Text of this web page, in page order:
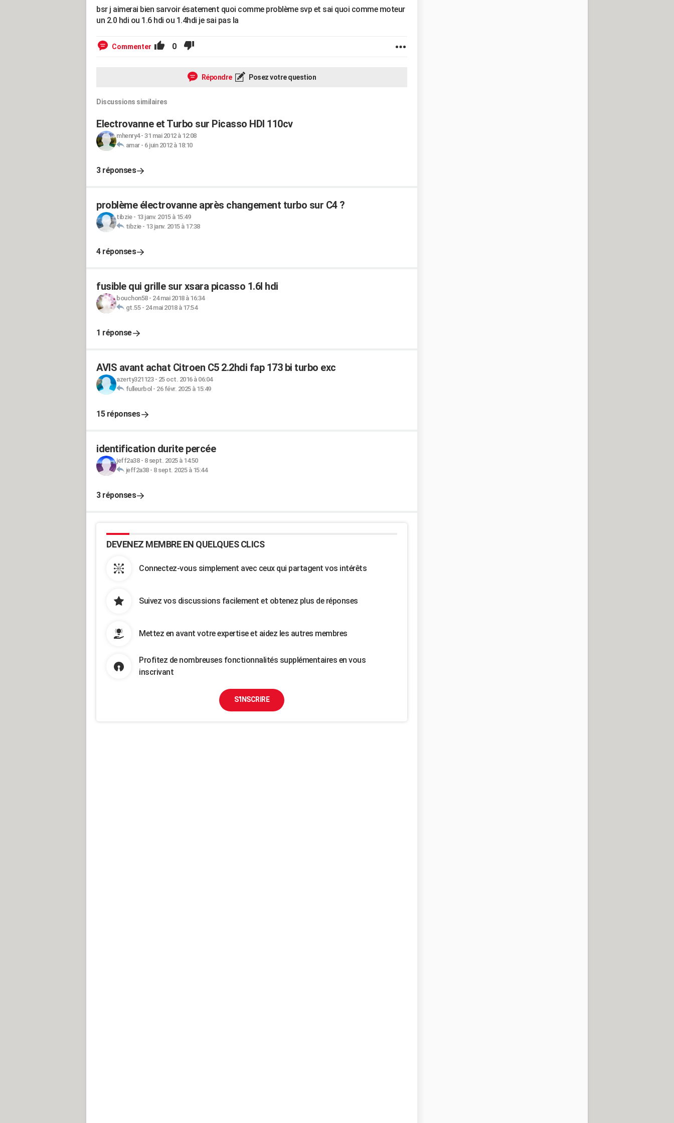
bsr j aimerai bien sarvoir ésatement quoi comme problème svp et sai quoi comme moteur
un 2.0 hdi ou 1.6 hdi ou 1.4hdi je sai pas la
Commenter 0
Répondre Posez votre question
Discussions similaires
Electrovanne et Turbo sur Picasso HDI 110cv
mhenry4- 31 mai 2012 à 12:08
amar- 6 juin 2012 à 18:10
3 réponses
problème électrovanne après changement turbo sur C4 ?
tibzie- 13 janv. 2015 à 15:49
tibzie- 13 janv. 2015 à 17:38
4 réponses
fusible qui grille sur xsara picasso 1.6l hdi
bouchon58- 24 mai 2018 à 16:34
gt.55- 24 mai 2018 à 17:54
1 réponse
AVIS avant achat Citroen C5 2.2hdi fap 173 bi turbo exc
azerty321123- 25 oct. 2016 à 06:04
fulleurbol - 26 févr. 2025 à 15:49
15 réponses
identification durite percée
jeff2a38- 8 sept. 2025 à 14:50
jeff2a38- 8 sept. 2025 à 15:44
3 réponses
DEVENEZ MEMBRE EN QUELQUES CLICS
Connectez-vous simplement avec ceux qui partagent vos intérêts
Suivez vos discussions facilement et obtenez plus de réponses
Mettez en avant votre expertise et aidez les autres membres
Profitez de nombreuses fonctionnalités supplémentaires en vous
inscrivant
S'INSCRIRE